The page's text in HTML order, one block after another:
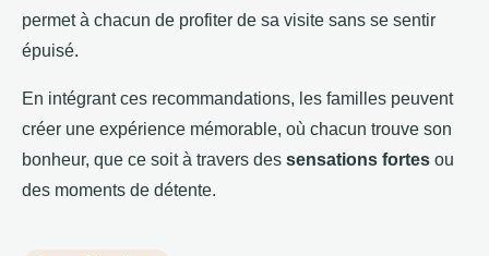
permet à chacun de profiter de sa visite sans se sentir
épuisé.
En intégrant ces recommandations, les familles peuvent
créer une expérience mémorable, où chacun trouve son
bonheur, que ce soit à travers des sensations fortes ou
des moments de détente.